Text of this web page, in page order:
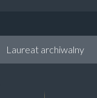
Laureat archiwalny